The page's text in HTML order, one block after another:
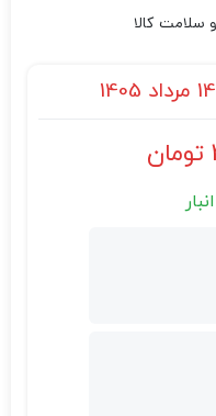
سلامت کالا
14 مرداد 1405
تومان